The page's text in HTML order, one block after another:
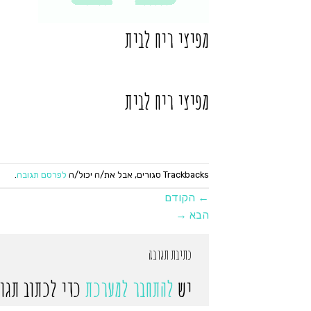
מפיצי ריח לבית
מפיצי ריח לבית
Trackbacks סגורים, אבל את/ה יכול/ה לפרסם תגובה.
← הקודם
הבא →
כתיבת תגובה
יש להתחבר למערכת כדי לכתוב